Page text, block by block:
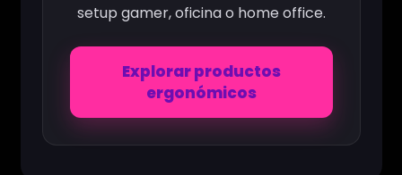
setup gamer, oficina o home office.
Explorar productos
ergonómicos